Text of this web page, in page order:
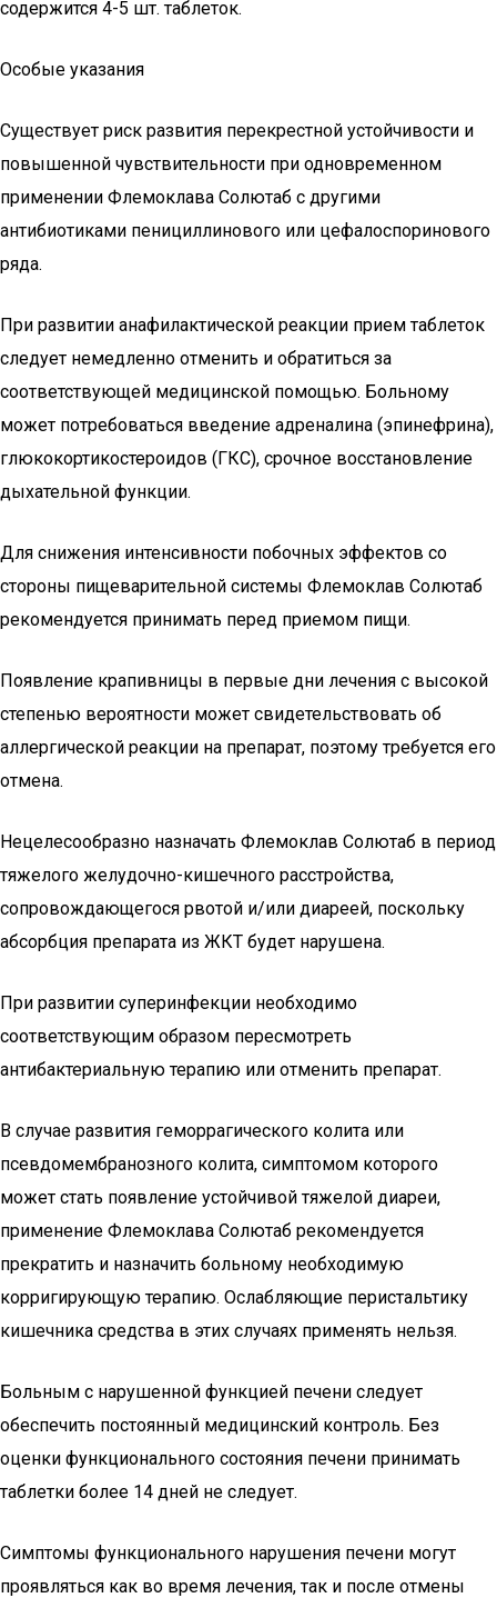
содержится 4-5 шт. таблеток.
Особые указания
Существует риск развития перекрестной устойчивости и
повышенной чувствительности при одновременном
применении Флемоклава Солютаб с другими
антибиотиками пенициллинового или цефалоспоринового
ряда.
При развитии анафилактической реакции прием таблеток
следует немедленно отменить и обратиться за
соответствующей медицинской помощью. Больному
может потребоваться введение адреналина (эпинефрина),
глюкокортикостероидов (ГКС), срочное восстановление
дыхательной функции.
Для снижения интенсивности побочных эффектов со
стороны пищеварительной системы Флемоклав Солютаб
рекомендуется принимать перед приемом пищи.
Появление крапивницы в первые дни лечения с высокой
степенью вероятности может свидетельствовать об
аллергической реакции на препарат, поэтому требуется его
отмена.
Нецелесообразно назначать Флемоклав Солютаб в период
тяжелого желудочно-кишечного расстройства,
сопровождающегося рвотой и/или диареей, поскольку
абсорбция препарата из ЖКТ будет нарушена.
При развитии суперинфекции необходимо
соответствующим образом пересмотреть
антибактериальную терапию или отменить препарат.
В случае развития геморрагического колита или
псевдомембранозного колита, симптомом которого
может стать появление устойчивой тяжелой диареи,
применение Флемоклава Солютаб рекомендуется
прекратить и назначить больному необходимую
корригирующую терапию. Ослабляющие перистальтику
кишечника средства в этих случаях применять нельзя.
Больным с нарушенной функцией печени следует
обеспечить постоянный медицинский контроль. Без
оценки функционального состояния печени принимать
таблетки более 14 дней не следует.
Симптомы функционального нарушения печени могут
проявляться как во время лечения, так и после отмены